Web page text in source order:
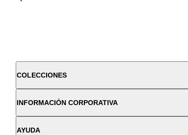
COLECCIONES
INFORMACIÓN CORPORATIVA
AYUDA